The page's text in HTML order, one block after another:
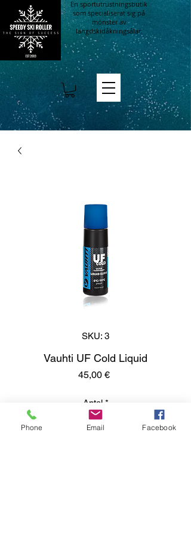
En sportutrustningsbutik
som specialiserat sig på
mönster av
längdskidåkningsålar.
SKU: 3
Vauhti UF Cold Liquid
45,00 €Pris
Antal *
Phone Email Facebook